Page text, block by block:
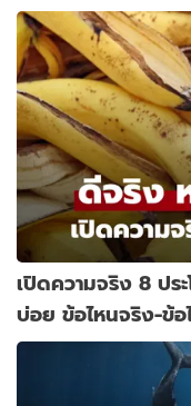
เปิดความจริง 8 ปร
บ่อย ข้อไหนจริง-ข้อ